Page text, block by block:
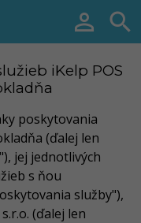
 
iKelp POS
poskytovania
(ďalej len
jej jednotlivých
s ňou
služby"),
(ďalej len